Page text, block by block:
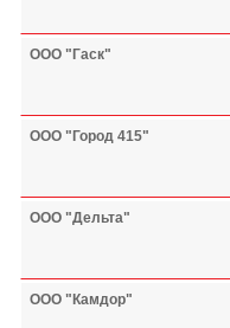
ООО "Гаск"
ООО "Город 415"
ООО "Дельта"
ООО "Камдор"